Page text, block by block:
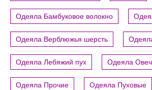
Одеяла Бамбуковое волокно
Одеяла Верблюжья шерсть
Одеяла Лебяжий пух Одеяла
Одеяла Прочие Одеяла Пуховые